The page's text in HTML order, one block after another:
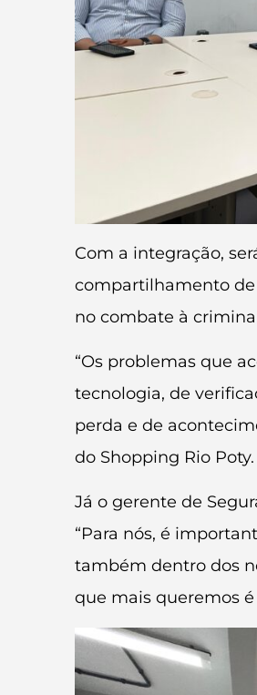
Com a integração,
compartilhamento de
no combate à
“Os problemas que
tecnologia, de
perda e de
do Shopping Rio Poty.
Já o gerente de
“Para nós, é
também dentro dos
que mais queremos